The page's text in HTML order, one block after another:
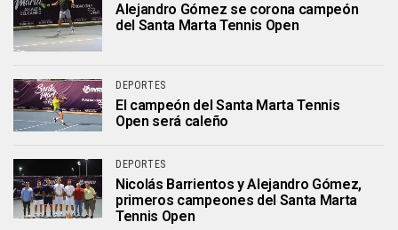
Alejandro Gómez se corona campeón
del Santa Marta Tennis Open
DEPORTES
El campeón del Santa Marta Tennis
Open será caleño
DEPORTES
Nicolás Barrientos y Alejandro Gómez,
primeros campeones del Santa Marta
Tennis Open